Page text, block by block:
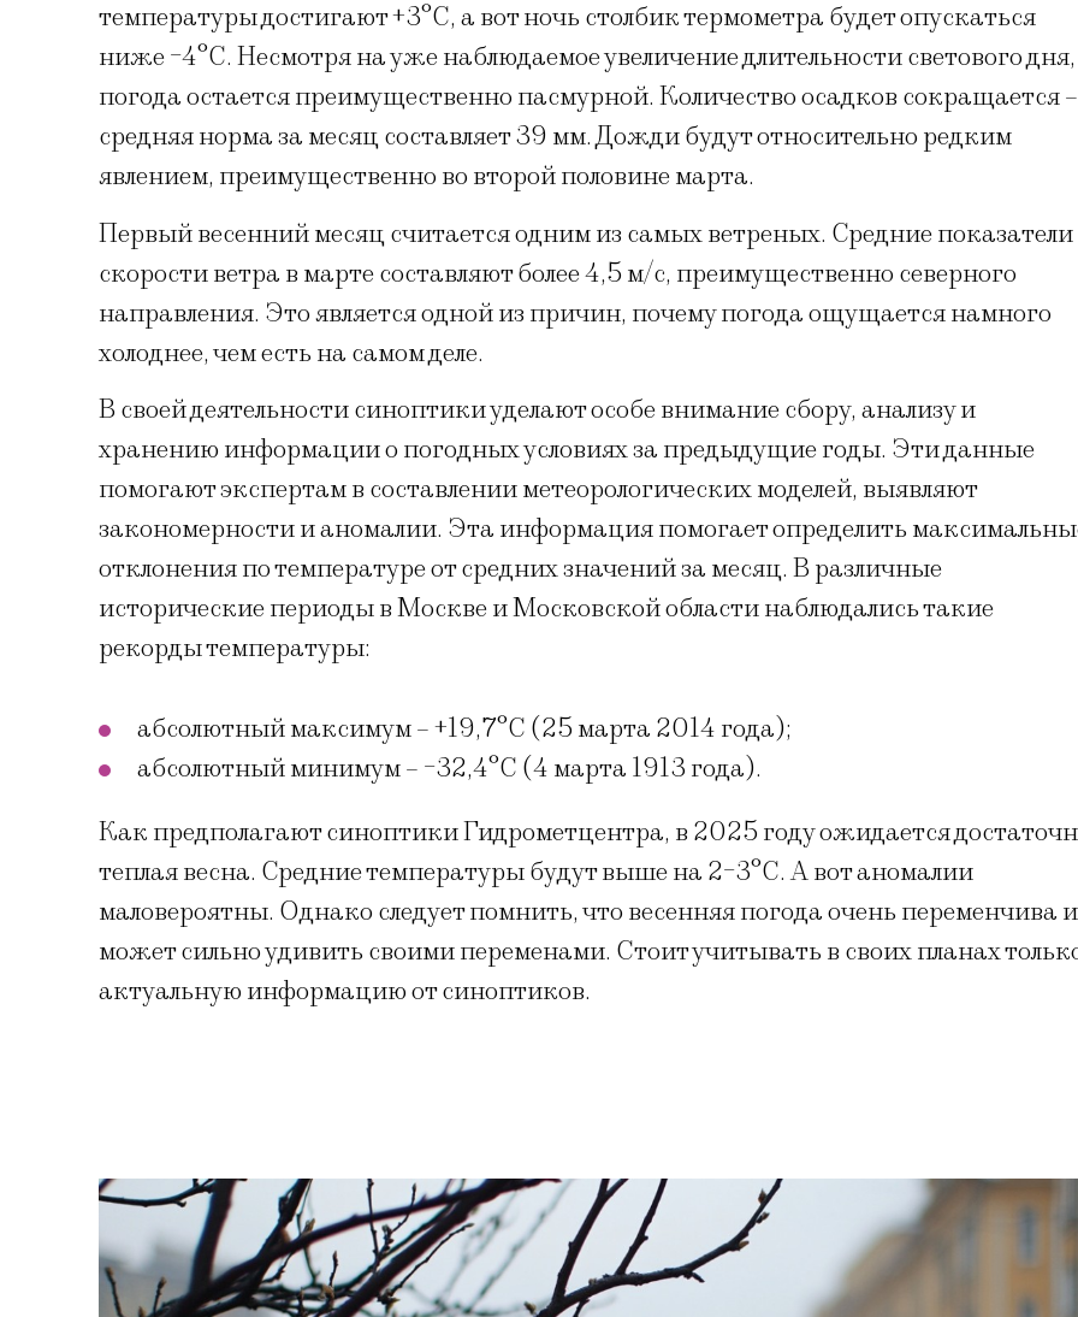
температуры достигают +3°C, а вот ночь столбик термометра будет опускаться
ниже -4°C. Несмотря на уже наблюдаемое увеличение длительности светового дня,
погода остается преимущественно пасмурной. Количество осадков сокращается –
средняя норма за месяц составляет 39 мм. Дожди будут относительно редким
явлением, преимущественно во второй половине марта.
Первый весенний месяц считается одним из самых ветреных. Средние показатели
скорости ветра в марте составляют более 4,5 м/с, преимущественно северного
направления. Это является одной из причин, почему погода ощущается намного
холоднее, чем есть на самом деле.
В своей деятельности синоптики уделают особе внимание сбору, анализу и
хранению информации о погодных условиях за предыдущие годы. Эти данные
помогают экспертам в составлении метеорологических моделей, выявляют
закономерности и аномалии. Эта информация помогает определить
отклонения по температуре от средних значений за месяц. В различные
исторические периоды в Москве и Московской области наблюдались такие
рекорды температуры:
абсолютный максимум – +19,7°C (25 марта 2014 года);
абсолютный минимум – -32,4°C (4 марта 1913 года).
Как предполагают синоптики Гидрометцентра, в 2025 году ожидается
теплая весна. Средние температуры будут выше на 2-3°C. А вот аномалии
маловероятны. Однако следует помнить, что весенняя погода очень переменчива и
может сильно удивить своими переменами. Стоит учитывать в своих планах
актуальную информацию от синоптиков.